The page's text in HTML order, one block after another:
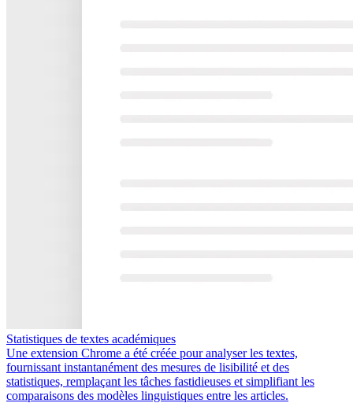
Statistiques de textes académiques
Une extension Chrome a été créée pour analyser les textes,
fournissant instantanément des mesures de lisibilité et des
statistiques, remplaçant les tâches fastidieuses et simplifiant les
comparaisons des modèles linguistiques entre les articles.